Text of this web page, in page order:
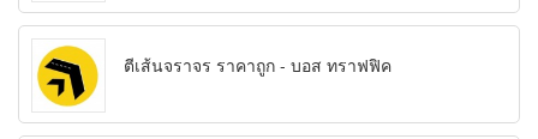
ตีเส้นจราจร ราคาถูก - บอส ทราฟฟิค